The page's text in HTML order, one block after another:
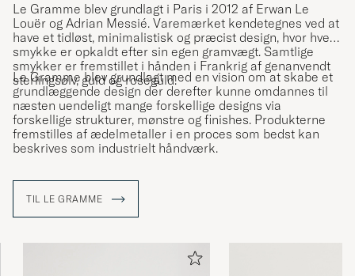
Le Gramme blev grundlagt i Paris i 2012 af Erwan Le
Louër og Adrian Messié. Varemærket kendetegnes ved at
have et tidløst, minimalistisk og præcist design, hvor hvert
smykke er opkaldt efter sin egen gramvægt. Samtlige
smykker er fremstillet i hånden i Frankrig af genanvendt
sterlingsølv, guld og roséguld.
Le Gramme blev grundlagt med en vision om at skabe et
grundlæggende design der derefter kunne omdannes til
næsten uendeligt mange forskellige designs via
forskellige strukturer, mønstre og finishes. Produkterne
fremstilles af ædelmetaller i en proces som bedst kan
beskrives som industrielt håndværk.
TIL LE GRAMME